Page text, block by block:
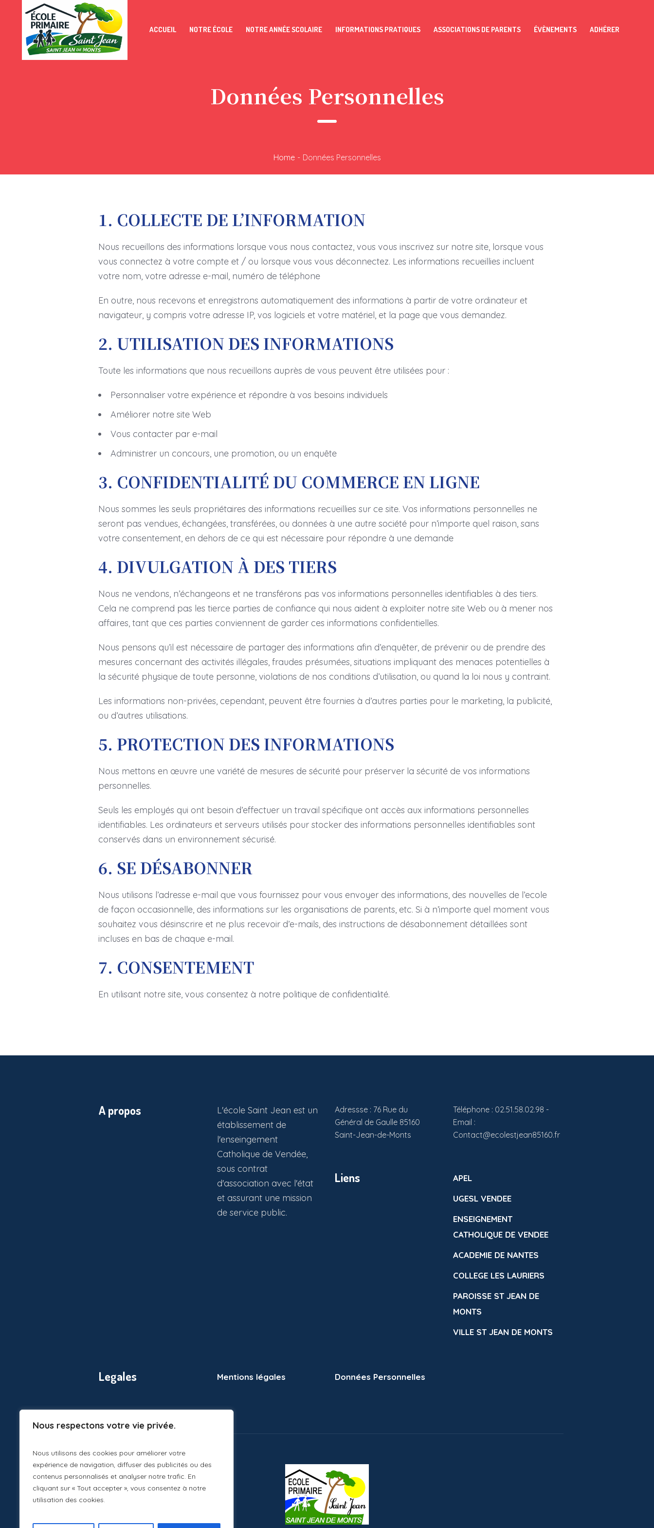
Nous respectons votre vie privée.
Nous utilisons des cookies pour améliorer votre
expérience de navigation, diffuser des publicités ou des
contenus personnalisés et analyser notre trafic. En
cliquant sur « Tout accepter », vous consentez à notre
utilisation des cookies.
ACCUEIL NOTRE ÉCOLE NOTRE ANNÉE SCOLAIRE INFORMATIONS PRATIQUES ASSOCIATIONS DE PARENTS ÉVÈNEMENTS ADHÉRER
Données Personnelles
Home - Données Personnelles
1. COLLECTE DE L’INFORMATION
Nous recueillons des informations lorsque vous nous contactez, vous vous inscrivez sur notre site, lorsque vous
vous connectez à votre compte et / ou lorsque vous vous déconnectez. Les informations recueillies incluent
votre nom, votre adresse e-mail, numéro de téléphone
En outre, nous recevons et enregistrons automatiquement des informations à partir de votre ordinateur et
navigateur, y compris votre adresse IP, vos logiciels et votre matériel, et la page que vous demandez.
2. UTILISATION DES INFORMATIONS
Toute les informations que nous recueillons auprès de vous peuvent être utilisées pour :
Personnaliser votre expérience et répondre à vos besoins individuels
Améliorer notre site Web
Vous contacter par e-mail
Administrer un concours, une promotion, ou un enquête
3. CONFIDENTIALITÉ DU COMMERCE EN LIGNE
Nous sommes les seuls propriétaires des informations recueillies sur ce site. Vos informations personnelles ne
seront pas vendues, échangées, transférées, ou données à une autre société pour n’importe quel raison, sans
votre consentement, en dehors de ce qui est nécessaire pour répondre à une demande
4. DIVULGATION À DES TIERS
Nous ne vendons, n’échangeons et ne transférons pas vos informations personnelles identifiables à des tiers.
Cela ne comprend pas les tierce parties de confiance qui nous aident à exploiter notre site Web ou à mener nos
affaires, tant que ces parties conviennent de garder ces informations confidentielles.
Nous pensons qu’il est nécessaire de partager des informations afin d’enquêter, de prévenir ou de prendre des
mesures concernant des activités illégales, fraudes présumées, situations impliquant des menaces potentielles à
la sécurité physique de toute personne, violations de nos conditions d’utilisation, ou quand la loi nous y contraint.
Les informations non-privées, cependant, peuvent être fournies à d’autres parties pour le marketing, la publicité,
ou d’autres utilisations.
5. PROTECTION DES INFORMATIONS
Nous mettons en œuvre une variété de mesures de sécurité pour préserver la sécurité de vos informations
personnelles.
Seuls les employés qui ont besoin d’effectuer un travail spécifique ont accès aux informations personnelles
identifiables. Les ordinateurs et serveurs utilisés pour stocker des informations personnelles identifiables sont
conservés dans un environnement sécurisé.
6. SE DÉSABONNER
Nous utilisons l’adresse e-mail que vous fournissez pour vous envoyer des informations, des nouvelles de l’ecole
de façon occasionnelle, des informations sur les organisations de parents, etc. Si à n’importe quel moment vous
souhaitez vous désinscrire et ne plus recevoir d’e-mails, des instructions de désabonnement détaillées sont
incluses en bas de chaque e-mail.
7. CONSENTEMENT
En utilisant notre site, vous consentez à notre politique de confidentialité.
A propos
L'école Saint Jean est un
établissement de
l'enseingement
Catholique de Vendée,
sous contrat
d'association avec l'état
et assurant une mission
de service public.
Adressse : 76 Rue du
Général de Gaulle 85160
Saint-Jean-de-Monts
Téléphone : 02.51.58.02.98 -
Email :
Contact@ecolestjean85160.fr
Liens
APEL
UGESL VENDEE
ENSEIGNEMENT
CATHOLIQUE DE VENDEE
ACADEMIE DE NANTES
COLLEGE LES LAURIERS
PAROISSE ST JEAN DE
MONTS
VILLE ST JEAN DE MONTS
Legales Mentions légales Données Personnelles